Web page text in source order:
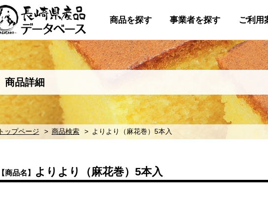
商品を探す 事業者を探す ご利用
商品詳細
トップページ 商品検索 よりより（麻花巻）5本入
【商品名】 よりより（麻花巻）5本入